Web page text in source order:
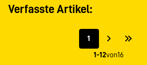
Verfasste Artikel:
1
1-12von16